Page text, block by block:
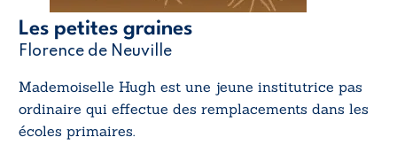
Les petites graines
Florence de Neuville
Mademoiselle Hugh est une jeune institutrice pas
ordinaire qui effectue des remplacements dans les
écoles primaires.